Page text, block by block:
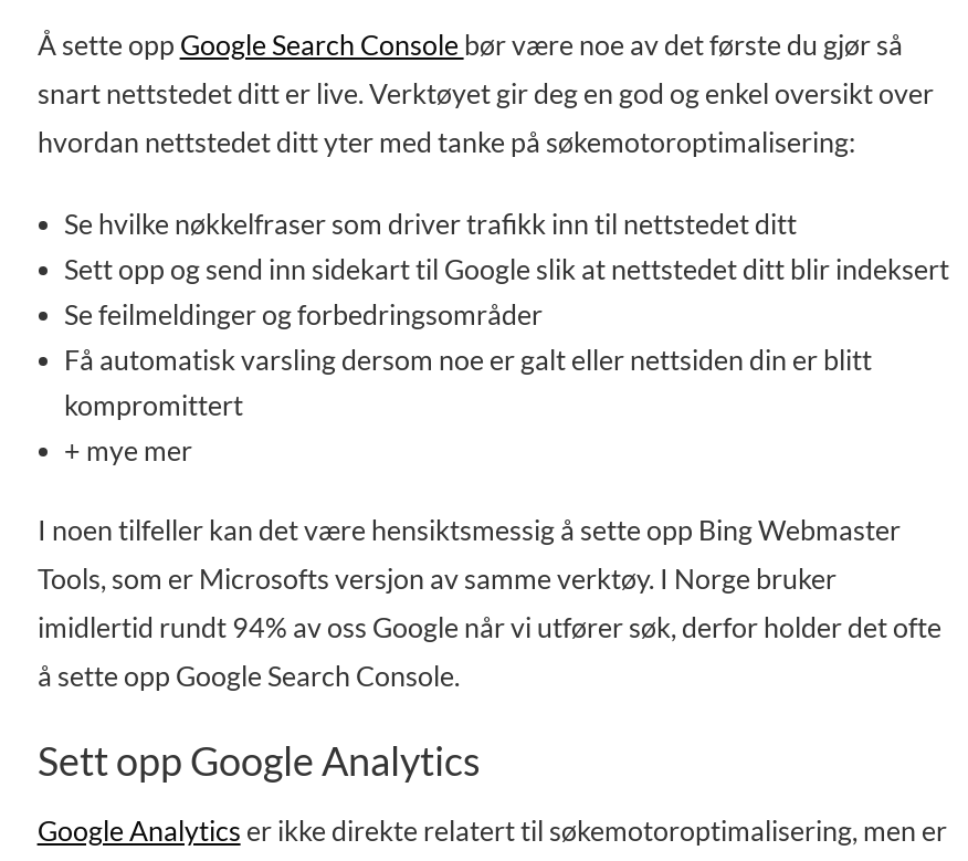
Å sette opp Google Search Console bør være noe av det første du gjør så
snart nettstedet ditt er live. Verktøyet gir deg en god og enkel oversikt over
hvordan nettstedet ditt yter med tanke på søkemotoroptimalisering:
Se hvilke nøkkelfraser som driver trafikk inn til nettstedet ditt
Sett opp og send inn sidekart til Google slik at nettstedet ditt blir indeksert
Se feilmeldinger og forbedringsområder
Få automatisk varsling dersom noe er galt eller nettsiden din er blitt
kompromittert
+ mye mer
I noen tilfeller kan det være hensiktsmessig å sette opp Bing Webmaster
Tools, som er Microsofts versjon av samme verktøy. I Norge bruker
imidlertid rundt 94% av oss Google når vi utfører søk, derfor holder det ofte
å sette opp Google Search Console.
Sett opp Google Analytics
Google Analytics er ikke direkte relatert til søkemotoroptimalisering, men er